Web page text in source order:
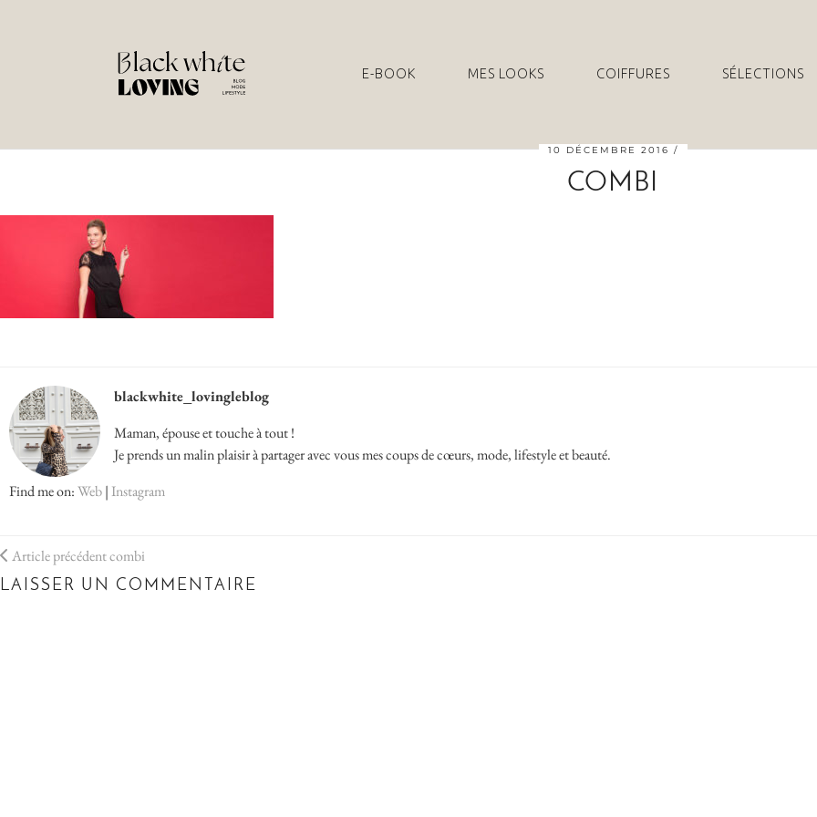
E-BOOK MES LOOKS COIFFURES SÉLECTIONS
10 DÉCEMBRE 2016
COMBI
blackwhite_lovingleblog
Maman, épouse et touche à tout !
Je prends un malin plaisir à partager avec vous mes coups de cœurs, mode, lifestyle et beauté.
Find me on:Web| Instagram
Article précédentcombi
LAISSER UN COMMENTAIRE